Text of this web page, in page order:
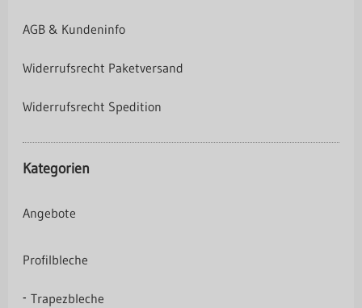
AGB & Kundeninfo
Widerrufsrecht Paketversand
Widerrufsrecht Spedition
Kategorien
Angebote
Profilbleche
Trapezbleche